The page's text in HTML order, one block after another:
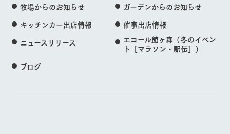
牧場からのお知らせ
ガーデンからのお知らせ
キッチンカー出店情報
催事出店情報
ニュースリリース
エコール館ヶ森（冬のイベン
ト［マラソン・駅伝］）
ブログ